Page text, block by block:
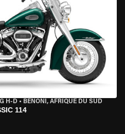
H-D • BENONI, AFRIQUE DU SUD
114